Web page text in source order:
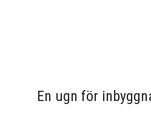
En ugn för